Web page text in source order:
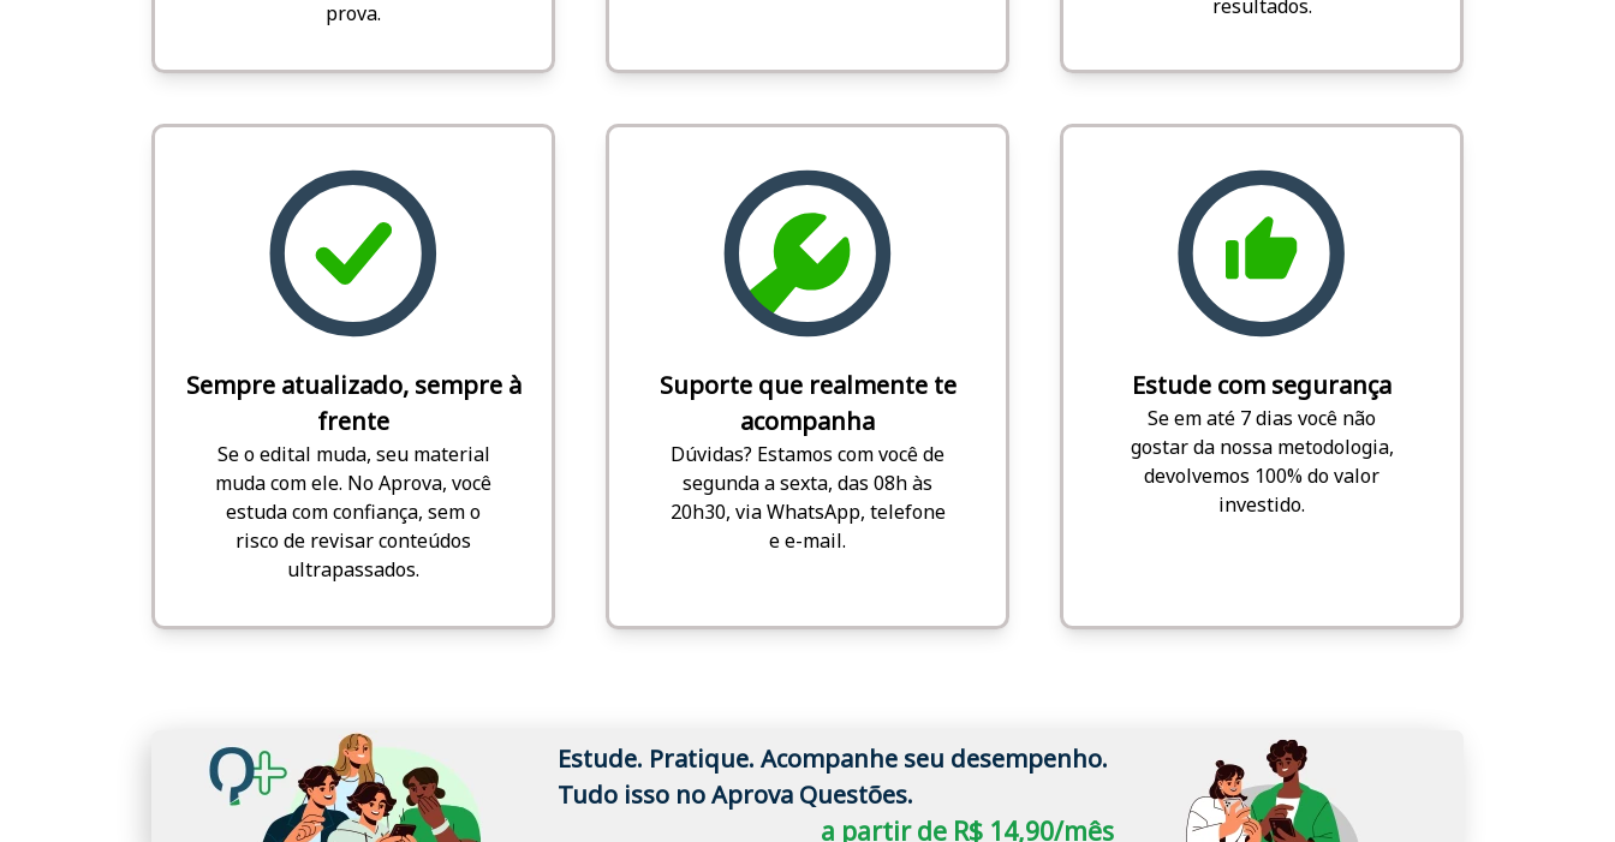
prova.
resultados.
Sempre atualizado, sempre à
frente
Se o edital muda, seu material
muda com ele. No Aprova, você
estuda com confiança, sem o
risco de revisar conteúdos
ultrapassados.
Suporte que realmente te
acompanha
Dúvidas? Estamos com você de
segunda a sexta, das 08h às
20h30, via WhatsApp, telefone
e e-mail.
Estude com segurança
Se em até 7 dias você não
gostar da nossa metodologia,
devolvemos 100% do valor
investido.
Estude. Pratique. Acompanhe seu desempenho.
Tudo isso no Aprova Questões.
a partir de R$ 14,90/mês